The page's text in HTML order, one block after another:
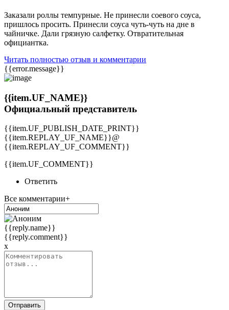
Заказали роллы темпурные. Не принесли соевого соуса,
пришлось просить. Принесли соуса чуть-чуть на дне в
чайничке. Дали грязную салфетку. Отвратительная
официантка.
Читать полностью отзыв и комментарии
{{error.message}}
{{item.UF_NAME}}
Официальный представитель
{{item.UF_PUBLISH_DATE_PRINT}}
{{item.REPLAY_UF_NAME}}@
{{item.REPLAY_UF_COMMENT}}
{{item.UF_COMMENT}}
Ответить
Все комментарии+
{{reply.name}}
{{reply.comment}}
x
Отправить